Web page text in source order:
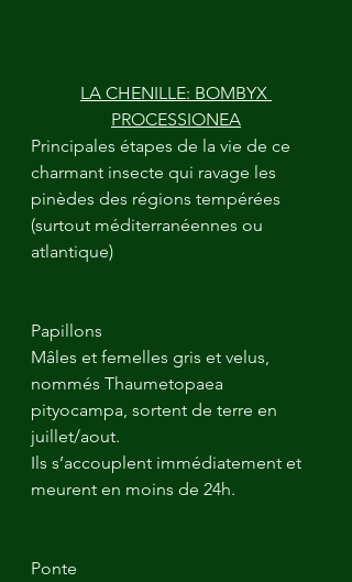
LA CHENILLE: BOMBYX
PROCESSIONEA
Principales étapes de la vie de ce
charmant insecte qui ravage les
pinèdes des régions tempérées
(surtout méditerranéennes ou
atlantique)
Papillons
Mâles et femelles gris et velus,
nommés Thaumetopaea
pityocampa, sortent de terre en
juillet/aout.
Ils s’accouplent immédiatement et
meurent en moins de 24h.
Ponte